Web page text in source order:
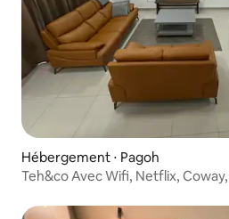
Hébergement ⋅ Pagoh
Teh&co Avec Wifi, Netflix,